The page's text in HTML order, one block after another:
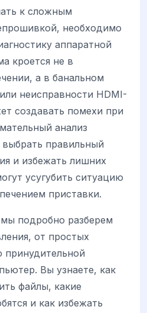
к сложным
необходимо
аппаратной
кроется не в
а в банальном
неисправности HDMI-
создавать помехи при
анализ
правильный
и избежать лишних
усугубить ситуацию
приставки.
подробно разберем
от простых
принудительной
Вы узнаете, как
файлы, какие
и как избежать